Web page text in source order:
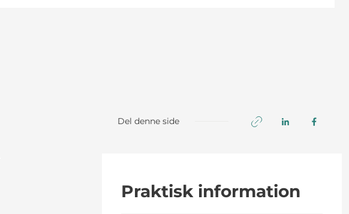
Del denne side
Praktisk information